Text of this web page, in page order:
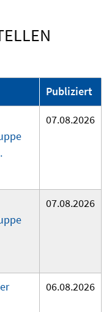
Publiziert
07.08.2026
07.08.2026
06.08.2026